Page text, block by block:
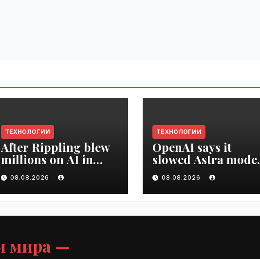
ТЕХНОЛОГИИ
After Rippling blew
millions on AI in
months, it built an
employee ROI tool |
VseTime.ru
08.08.2026
ТЕХНОЛОГИИ
OpenAI says it
slowed Astra model
development over
security concerns |
VseTime.ru
08.08.2026
мира —